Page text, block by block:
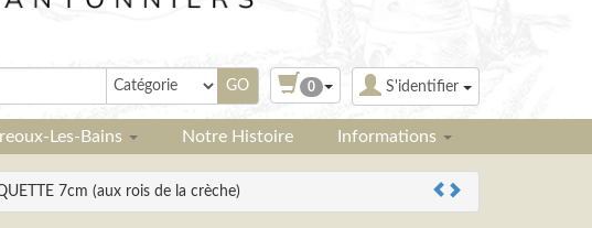
S'identifier
0
Les-Bains Notre Histoire Informations
7cm (aux rois de la crèche)